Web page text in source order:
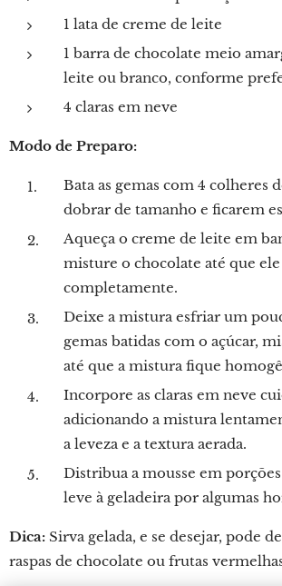
1 lata de creme de leite
1 barra de chocolate meio
leite ou branco, conforme
4 claras em neve
Modo de Preparo:
Bata as gemas com 4 colheres
dobrar de tamanho e ficarem
Aqueça o creme de leite em
misture o chocolate até que
completamente.
Deixe a mistura esfriar um
gemas batidas com o açúcar,
até que a mistura fique
Incorpore as claras em neve
adicionando a mistura
a leveza e a textura aerada.
Distribua a mousse em
leve à geladeira por algumas
Dica: Sirva gelada, e se desejar, pode
raspas de chocolate ou frutas